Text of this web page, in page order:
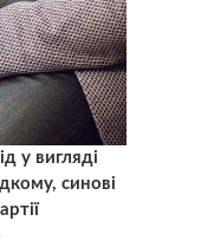
у вигляді
синові